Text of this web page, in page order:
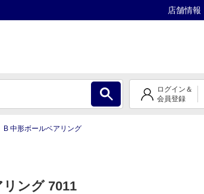
店舗情報
ログイン＆
会員登録
B 中形ボールベアリング
ング 7011